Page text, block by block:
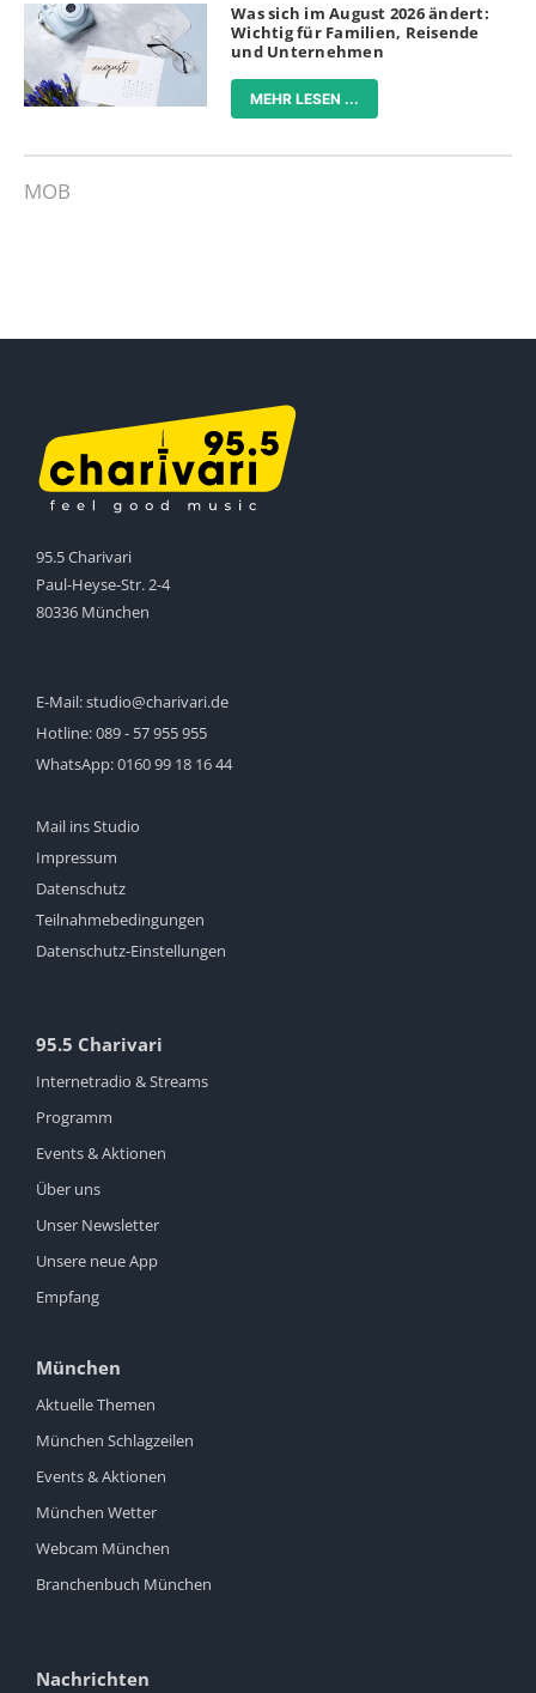
Was sich im August 2026 ändert:
Wichtig für Familien, Reisende
und Unternehmen
MEHR LESEN ...
MOB
95.5 Charivari
Paul-Heyse-Str. 2-4
80336 München
E-Mail:studio@charivari.de
Hotline:089 - 57 955 955
WhatsApp:0160 99 18 16 44
Mail ins Studio
Impressum
Datenschutz
Teilnahmebedingungen
Datenschutz-Einstellungen
95.5 Charivari
Internetradio & Streams
Programm
Events & Aktionen
Über uns
Unser Newsletter
Unsere neue App
Empfang
München
Aktuelle Themen
München Schlagzeilen
Events & Aktionen
München Wetter
Webcam München
Branchenbuch München
Nachrichten